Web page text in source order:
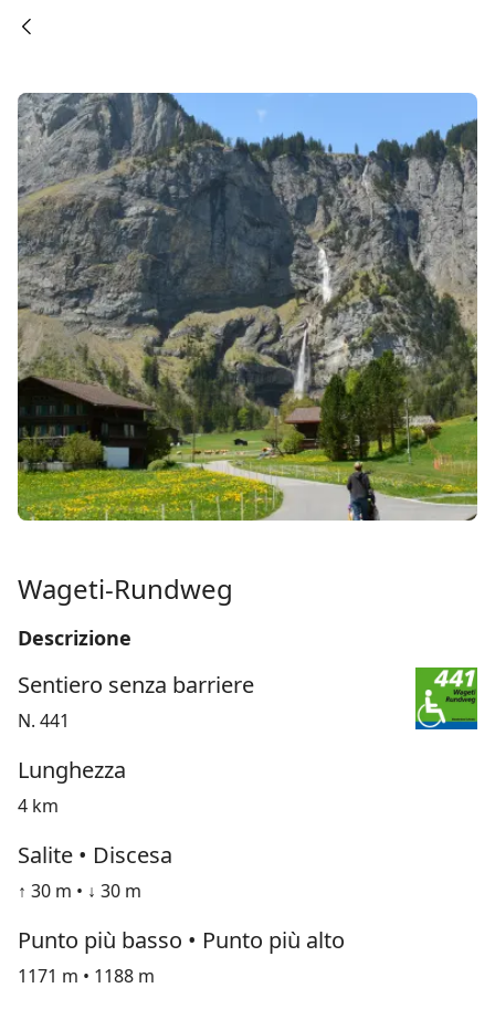
Wageti-Rundweg
Descrizione
Sentiero senza barriere
N. 441
Lunghezza
4 km
Salite • Discesa
↑ 30 m • ↓ 30 m
Punto più basso • Punto più alto
1171 m • 1188 m